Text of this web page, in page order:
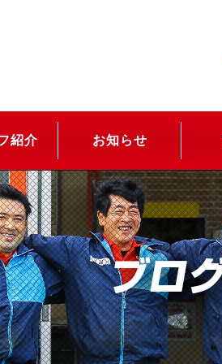
紹介 お知らせ